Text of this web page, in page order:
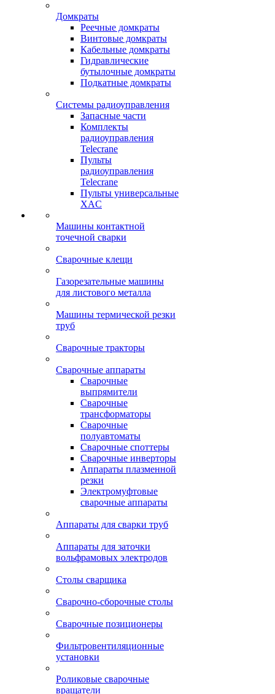
Домкраты
Реечные домкраты
Винтовые домкраты
Кабельные домкраты
Гидравлические
бутылочные домкраты
Подкатные домкраты
Системы радиоуправления
Запасные части
Комплекты
радиоуправления
Telecrane
Пульты
радиоуправления
Telecrane
Пульты универсальные
XAC
Машины контактной
точечной сварки
Сварочные клещи
Газорезательные машины
для листового металла
Машины термической резки
труб
Сварочные тракторы
Сварочные аппараты
Сварочные
выпрямители
Сварочные
трансформаторы
Сварочные
полуавтоматы
Сварочные споттеры
Сварочные инверторы
Аппараты плазменной
резки
Электромуфтовые
сварочные аппараты
Аппараты для сварки труб
Аппараты для заточки
вольфрамовых электродов
Столы сварщика
Сварочно-сборочные столы
Сварочные позиционеры
Фильтровентиляционные
установки
Роликовые сварочные
вращатели